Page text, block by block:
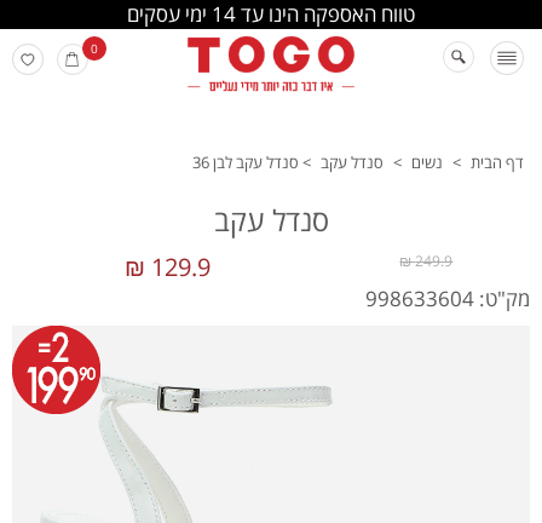
החלפה והחזרה מתבצעת בסניפי הרשת
0
דף הבית > נשים > סנדל עקב > סנדל עקב לבן 36
סנדל עקב
129.9 ₪ 249.9 ₪
מק"ט: 998633604